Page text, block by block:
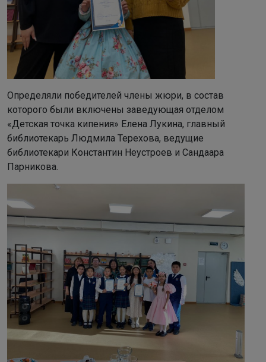
Определяли победителей члены жюри, в состав
которого были включены заведующая отделом
«Детская точка кипения» Елена Лукина, главный
библиотекарь Людмила Терехова, ведущие
библиотекари Константин Неустроев и Сандаара
Парникова.